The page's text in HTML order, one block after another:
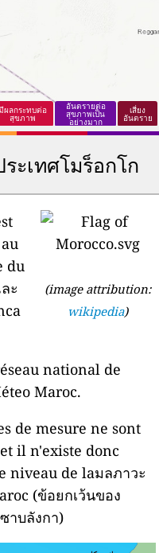
ผลกระทบต่อ
สุขภาพ
อันตรายต่อ
สุขภาพเป็น
อย่างมาก
เสี่ยง
อันตราย
ะเทศโมร็อกโก
(image attribution:
wikipedia)
du
ะ
national de
Maroc.
de mesure ne sont
il n'existe donc
niveau de laมลภาวะ
(ข้อยกเว้นของ
าบลังกา)